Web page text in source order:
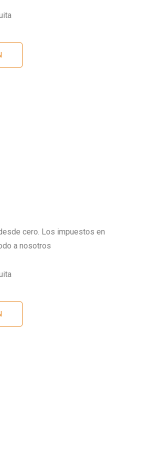
cero. Los impuestos en
a nosotros